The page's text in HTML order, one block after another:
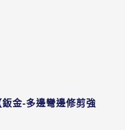
金-多邊彎邊修剪強